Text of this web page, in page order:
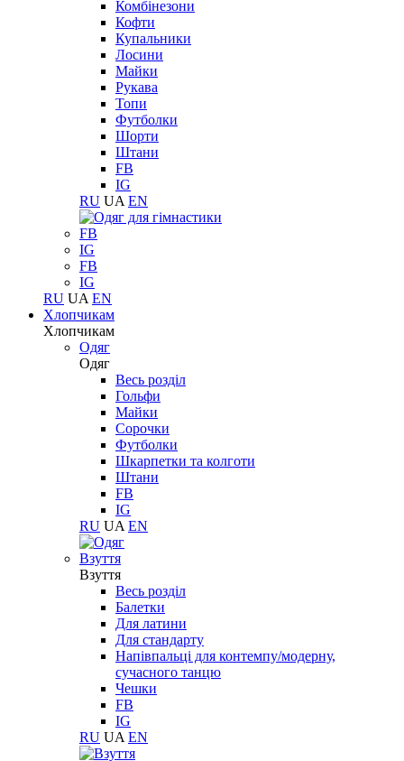
Комбінезони
Кофти
Купальники
Лосини
Майки
Рукава
Топи
Футболки
Шорти
Штани
FB
IG
RU UA EN
FB
IG
FB
IG
RU UA EN
Хлопчикам
Хлопчикам
Одяг
Одяг
Весь розділ
Гольфи
Майки
Сорочки
Футболки
Шкарпетки та колготи
Штани
FB
IG
RU UA EN
Взуття
Взуття
Весь розділ
Балетки
Для латини
Для стандарту
Напівпальці для контемпу/модерну,
сучасного танцю
Чешки
FB
IG
RU UA EN